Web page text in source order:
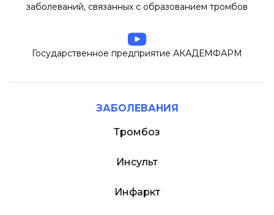
заболеваний, связанных с образованием тромбов
Государственное предприятие АКАДЕМФАРМ
ЗАБОЛЕВАНИЯ
Тромбоз
Инсульт
Инфаркт